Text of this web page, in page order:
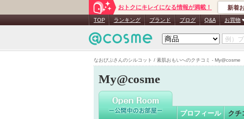
なおぴぷさんのシルコット / 素肌おもいへのクチコミ - My@cosme
おトクにキレイになる情報が満載！ 新着
TOP ランキング ブランド ブログ Q&A お買物
My@cosme
なおぴぷさん
プロフィール クチ